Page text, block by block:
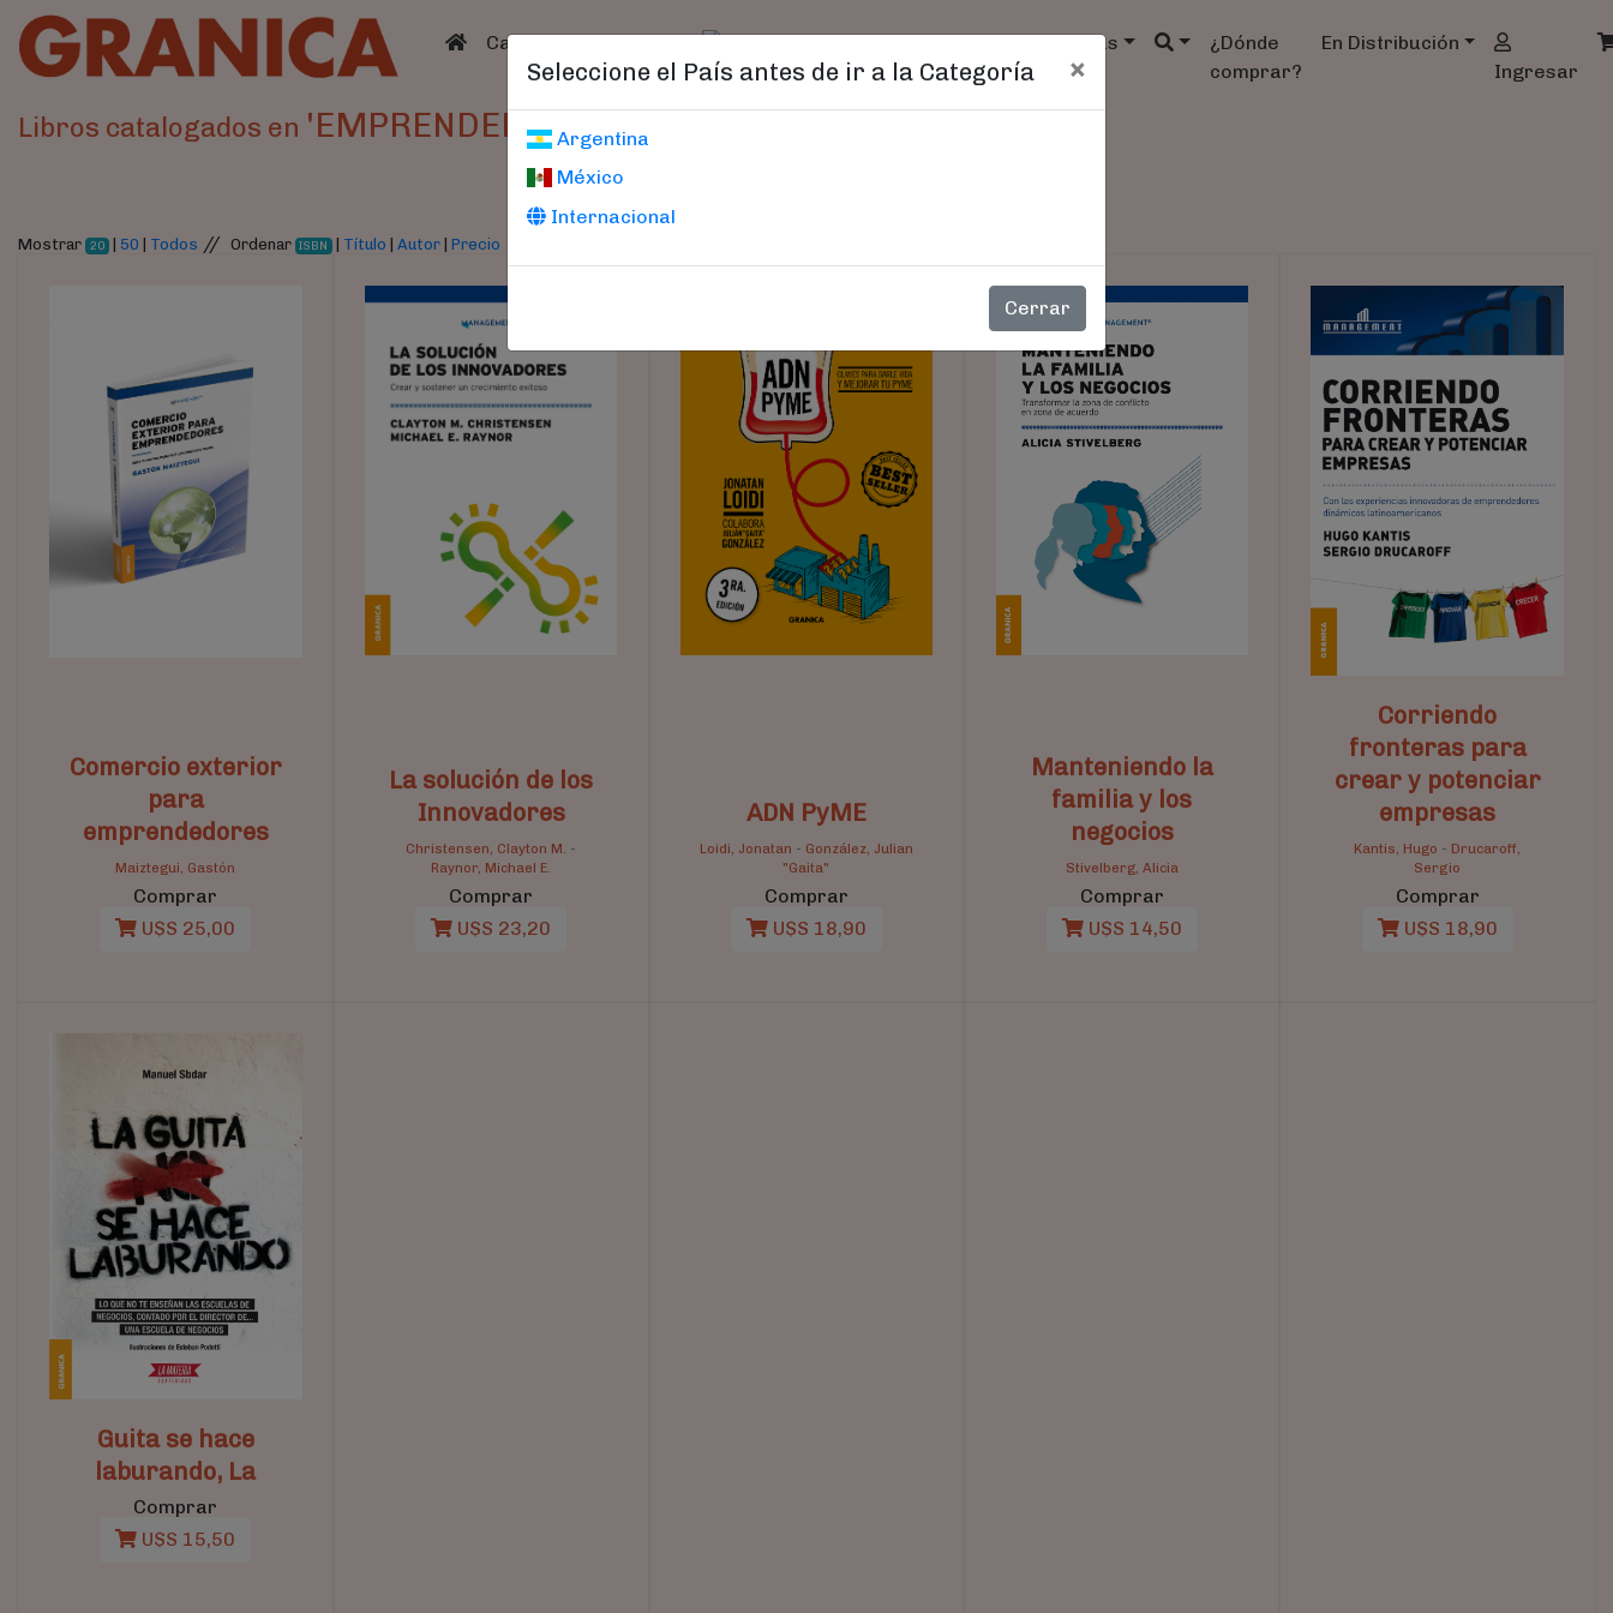
(current)
Catálogo Catálogo Agendas
¿Dónde
comprar?
En Distribución
Ingresar
Seleccione el País antes de ir a la Categoría ×
Argentina
México
Internacional
Cerrar
Libros catalogados en 'EMPRENDEDURISMO '
Mostrar 20 | 50 Todos // Ordenar ISBN Título |Autor |Precio
Comercio exterior
para
emprendedores
Maiztegui, Gastón
Comprar
U$S 25,00
La solución de los
Innovadores
Christensen, Clayton M. -
Raynor, Michael E.
Comprar
U$S 23,20
ADN PyME
Loidi, Jonatan - González, Julian
"Gaita"
Comprar
U$S 18,90
Manteniendo la
familia y los
negocios
Stivelberg, Alicia
Comprar
U$S 14,50
Corriendo
fronteras para
crear y potenciar
empresas
Kantis, Hugo - Drucaroff,
Sergio
Comprar
U$S 18,90
Guita se hace
laburando, La
Comprar
U$S 15,50